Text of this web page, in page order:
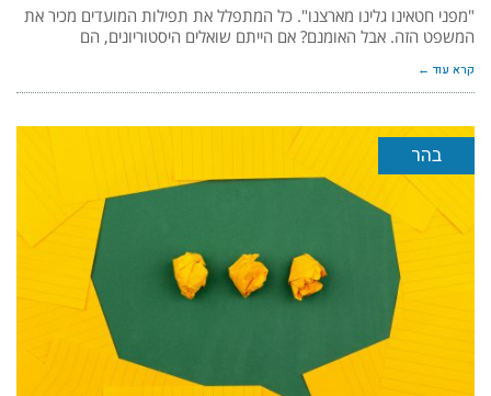
"מפני חטאינו גלינו מארצנו". כל המתפלל את תפילות המועדים מכיר את
המשפט הזה. אבל האומנם? אם הייתם שואלים היסטוריונים, הם
קרא עוד ←
בהר